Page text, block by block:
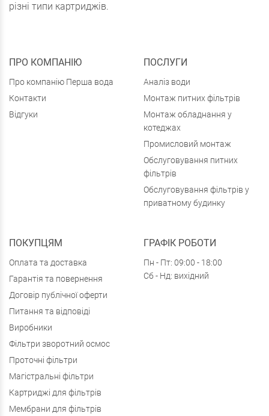
різні типи картриджів.
ПРО КОМПАНІЮ
Про компанію Перша вода
Контакти
Відгуки
ПОСЛУГИ
Аналіз води
Монтаж питних фільтрів
Монтаж обладнання у
котеджах
Промисловий монтаж
Обслуговування питних
фільтрів
Обслуговування фільтрів у
приватному будинку
ПОКУПЦЯМ
Оплата та доставка
Гарантія та повернення
Договір публічної оферти
Питання та відповіді
Виробники
Фільтри зворотний осмос
Проточні фільтри
Магістральні фільтри
Картриджі для фільтрів
Мембрани для фільтрів
ГРАФІК РОБОТИ
Пн - Пт: 09:00 - 18:00
Сб - Нд: вихідний